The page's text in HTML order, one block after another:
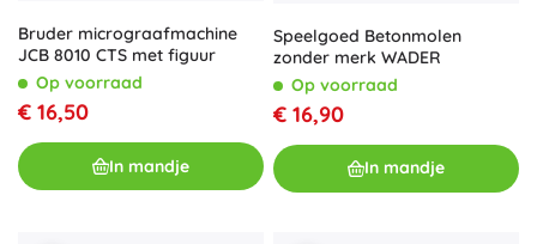
Bruder micrograafmachine
JCB 8010 CTS met figuur
Op voorraad
€ 16,50
In mandje
Speelgoed Betonmolen
zonder merk WADER
Op voorraad
€ 16,90
In mandje